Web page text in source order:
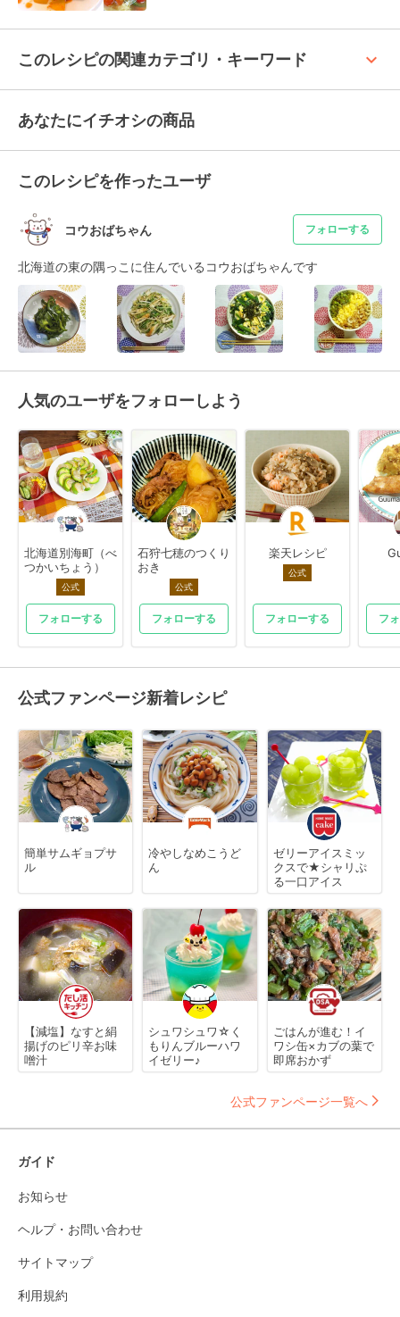
このレシピの関連カテゴリ・キーワード keyboard_arrow_up
あなたにイチオシの商品
このレシピを作ったユーザ
コウおばちゃん フォローする
北海道の東の隅っこに住んでいるコウおばちゃんです
人気のユーザをフォローしよう
北海道別海町（べ
つかいちょう）
公式
フォローする
石狩七穂のつくり
おき
公式
フォローする
楽天レシピ
公式
フォローする フ
公式ファンページ新着レシピ
簡単サムギョプサ
ル
冷やしなめこうど
ん
ゼリーアイスミッ
クスで★シャリぷ
る一口アイス
【減塩】なすと絹
揚げのピリ辛お味
噌汁
シュワシュワ☆く
もりんブルーハワ
イゼリー♪
ごはんが進む！イ
ワシ缶×カブの葉で
即席おかず
公式ファンページ一覧へ
ガイド
お知らせ
ヘルプ・お問い合わせ
サイトマップ
利用規約